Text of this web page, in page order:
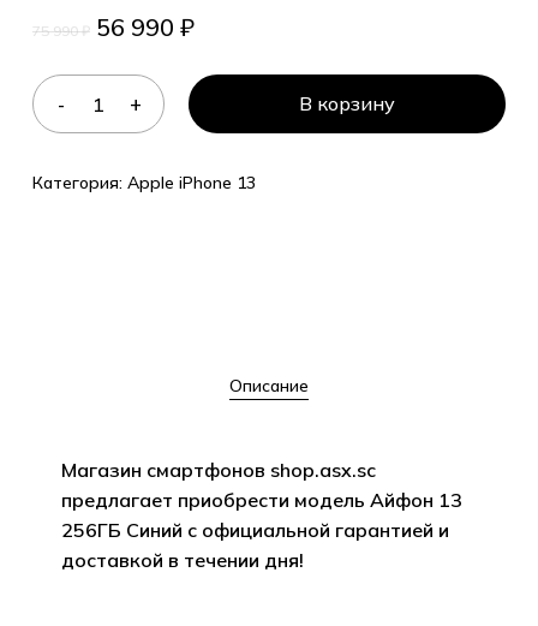
75 990₽ 56 990 ₽
В корзину
Категория: Apple iPhone 13
Описание
Магазин смартфонов shop.asx.sc
предлагает приобрести модель Айфон 13
256ГБ Синий с официальной гарантией и
доставкой в течении дня!